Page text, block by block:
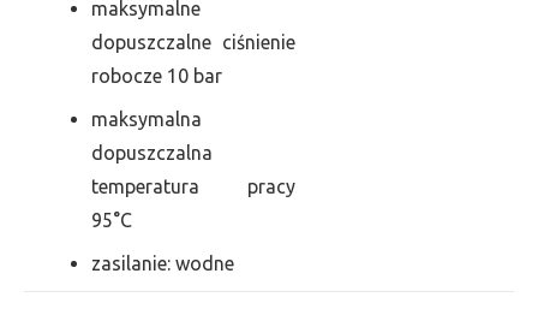
maksymalne
dopuszczalne ciśnienie
robocze 10 bar
maksymalna
dopuszczalna
temperatura pracy
95°C
zasilanie: wodne